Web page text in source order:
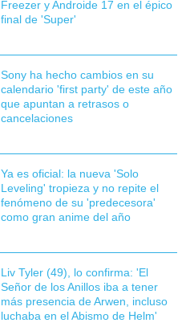
Freezer y Androide 17 en el épico
final de 'Super'
Sony ha hecho cambios en su
calendario 'first party' de este año
que apuntan a retrasos o
cancelaciones
Ya es oficial: la nueva 'Solo
Leveling' tropieza y no repite el
fenómeno de su 'predecesora'
como gran anime del año
Liv Tyler (49), lo confirma: 'El
Señor de los Anillos iba a tener
más presencia de Arwen, incluso
luchaba en el Abismo de Helm'